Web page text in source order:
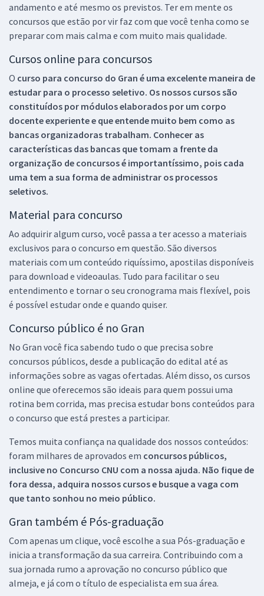
andamento e até mesmo os previstos. Ter em mente os
concursos que estão por vir faz com que você tenha como se
preparar com mais calma e com muito mais qualidade.
Cursos online para concursos
O curso para concurso do Gran é uma excelente maneira de
estudar para o processo seletivo. Os nossos cursos são
constituídos por módulos elaborados por um corpo
docente experiente e que entende muito bem como as
bancas organizadoras trabalham. Conhecer as
características das bancas que tomam a frente da
organização de concursos é importantíssimo, pois cada
uma tem a sua forma de administrar os processos
seletivos.
Material para concurso
Ao adquirir algum curso, você passa a ter acesso a materiais
exclusivos para o concurso em questão. São diversos
materiais com um conteúdo riquíssimo, apostilas disponíveis
para download e videoaulas. Tudo para facilitar o seu
entendimento e tornar o seu cronograma mais flexível, pois
é possível estudar onde e quando quiser.
Concurso público é no Gran
No Gran você fica sabendo tudo o que precisa sobre
concursos públicos, desde a publicação do edital até as
informações sobre as vagas ofertadas. Além disso, os cursos
online que oferecemos são ideais para quem possui uma
rotina bem corrida, mas precisa estudar bons conteúdos para
o concurso que está prestes a participar.
Temos muita confiança na qualidade dos nossos conteúdos:
foram milhares de aprovados em concursos públicos,
inclusive no Concurso CNU com a nossa ajuda. Não fique de
fora dessa, adquira nossos cursos e busque a vaga com
que tanto sonhou no meio público.
Gran também é Pós-graduação
Com apenas um clique, você escolhe a sua Pós-graduação e
inicia a transformação da sua carreira. Contribuindo com a
sua jornada rumo a aprovação no concurso público que
almeja, e já com o título de especialista em sua área.